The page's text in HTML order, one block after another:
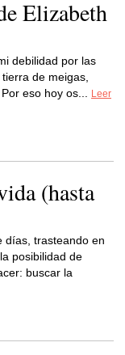
Elizabeth
debilidad por las
de meigas,
eso hoy os...
Leer
(hasta
días, trasteando en
posibilidad de
buscar la